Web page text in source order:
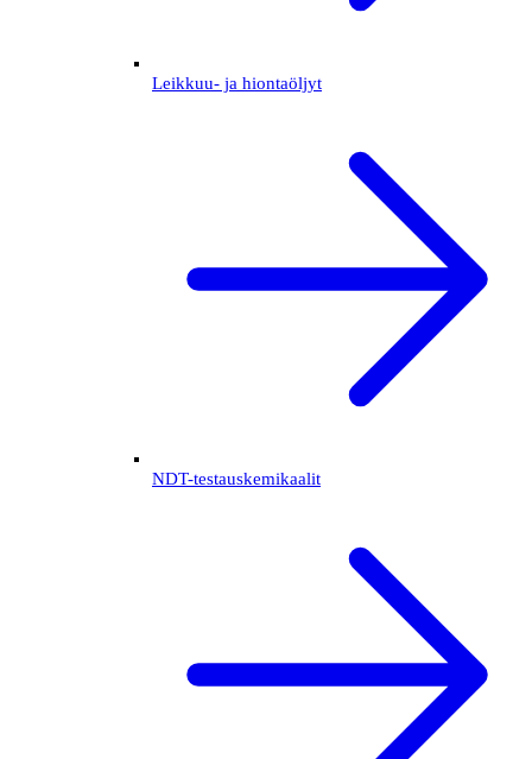
Leikkuu- ja hiontaöljyt
NDT-testauskemikaalit